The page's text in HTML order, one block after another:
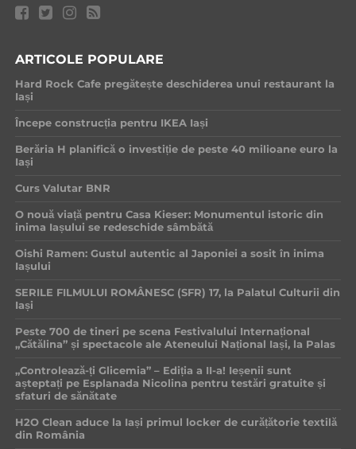
ARTICOLE POPULARE
Hard Rock Cafe pregătește deschiderea unui restaurant la
Iași
Începe construcția pentru IKEA Iași
Berăria H planifică o investiție de peste 40 milioane euro la
Iași
Curs Valutar BNR
O nouă viață pentru Casa Kieser: Monumentul istoric din
inima Iașului se redeschide sâmbătă
Oishi Ramen: Gustul autentic al Japoniei a sosit în inima
Iașului
SERILE FILMULUI ROMÂNESC (SFR) 17, la Palatul Culturii din
Iași
Peste 700 de tineri pe scena Festivalului Internațional
„Cătălina” și spectacole ale Ateneului Național Iași, la Palas
„Controlează-ți Glicemia” – Ediția a II-a! Ieșenii sunt
așteptați pe Esplanada Nicolina pentru testări gratuite și
sfaturi de sănătate
H2O Clean aduce la Iași primul locker de curățătorie textilă
din România